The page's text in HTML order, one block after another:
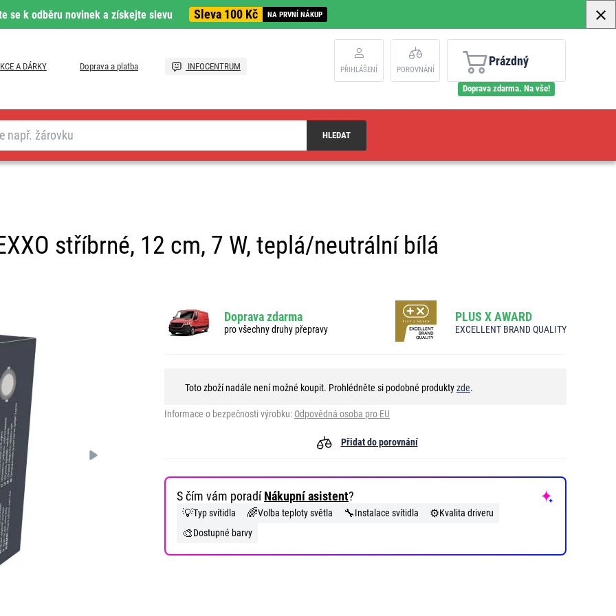
se k odběru novinek a získejte slevu Sleva 100 Kč NA PRVNÍ NÁKUP
A DÁRKY Doprava a platba INFOCENTRUM PŘIHLÁŠENÍ POROVNÁNÍ
Prázdný
Doprava zdarma. Na vše!
HLEDAT
stříbrné, 12 cm, 7 W, teplá/neutrální bílá
Doprava zdarma
pro všechny druhy přepravy
PLUS X AWARD
EXCELLENT BRAND QUALITY
Toto zboží nadále není možné koupit. Prohlédněte si podobné produktyzde.
Informace o bezpečnosti výrobku: Odpovědná osoba pro EU
Přidat do porovnání
S čím vám poradíNákupní asistent?
💡Typ svítidla 🌈Volba teploty světla 🔧Instalace svítidla ⚙️Kvalita driveru
🎨Dostupné barvy